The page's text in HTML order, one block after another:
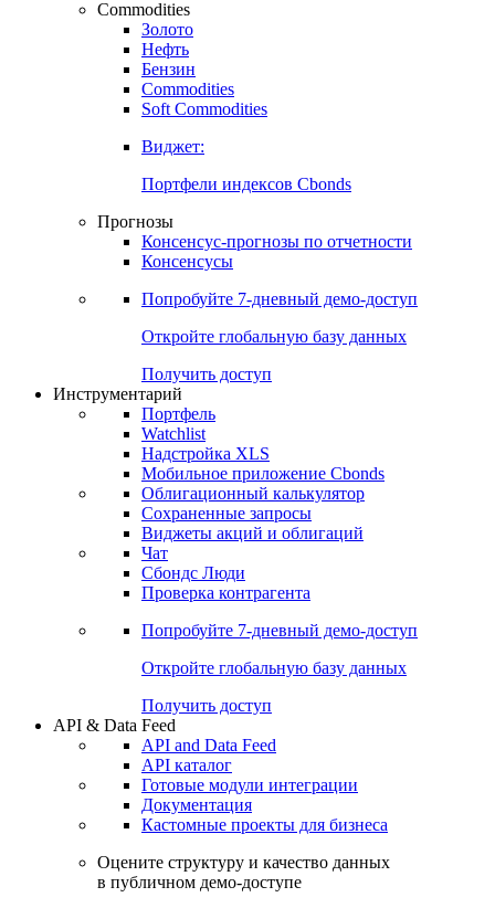
Commodities
Золото
Нефть
Бензин
Commodities
Soft Commodities
Виджет:
Портфели индексов Cbonds
Прогнозы
Консенсус-прогнозы по отчетности
Консенсусы
Попробуйте 7-дневный демо-доступ
Откройте глобальную базу данных
Получить доступ
Инструментарий
Портфель
Watchlist
Надстройка XLS
Мобильное приложение Cbonds
Облигационный калькулятор
Сохраненные запросы
Виджеты акций и облигаций
Чат
Сбондс Люди
Проверка контрагента
Попробуйте 7-дневный демо-доступ
Откройте глобальную базу данных
Получить доступ
API & Data Feed
API and Data Feed
API каталог
Готовые модули интеграции
Документация
Кастомные проекты для бизнеса
Оцените структуру и качество данных
в публичном демо-доступе